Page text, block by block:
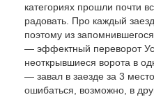
категориях прошли почти
радовать. Про каждый
поэтому из
— эффектный переворот
неоткрывшиеся ворота в
— завал в заезде за 3
ошибаться, возможно, в